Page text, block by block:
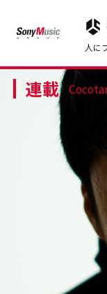
トップ Top
記事一覧
連載一覧
Cocotameと
人に
連載